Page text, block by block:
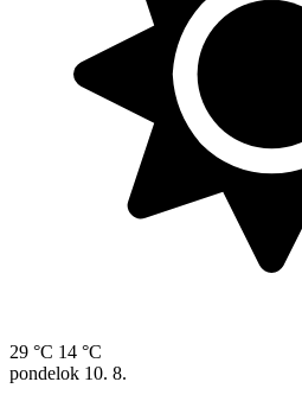
29 °C 14 °C
pondelok 10. 8.